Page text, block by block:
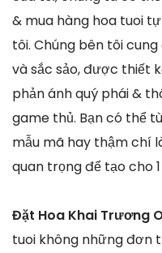
& mua hàng hoa tuoi
tôi. Chúng bên tôi
và sắc sảo, được thiết
phản ánh quý phái &
game thủ. Bạn có thể
mẫu mã hay thậm chí
quan trọng để tạo cho
Đặt Hoa Khai Trương
tuoi không những đơn